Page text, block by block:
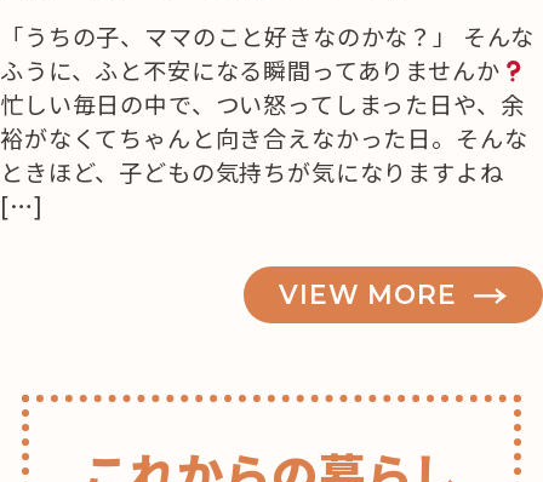
協賛・協力店
コーディネーター紹介
「うちの子、ママのこと好きなのかな？」 そんな
ふうに、ふと不安になる瞬間ってありませんか
忙しい毎日の中で、つい怒ってしまった日や、余
裕がなくてちゃんと向き合えなかった日。そんな
ときほど、子どもの気持ちが気になりますよね
[…]
VIEW MORE